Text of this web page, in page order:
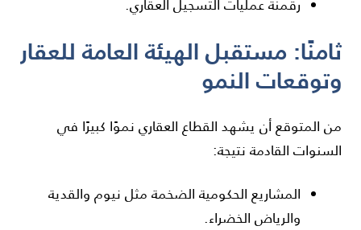
رقمنة عمليات التسجيل العقاري.
ثامنًا: مستقبل الهيئة العامة للعقار
وتوقعات النمو
من المتوقع أن يشهد القطاع العقاري نموًا كبيرًا في
السنوات القادمة نتيجة:
المشاريع الحكومية الضخمة مثل نيوم والقدية
والرياض الخضراء.